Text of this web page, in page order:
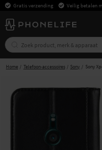
Gratis verzending Veilig betalen
Home Telefoon-accessoires Sony Sony